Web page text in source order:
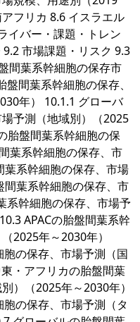
フリカ 8.6 イスラエル
イバー・課題・トレン
市場課題・リスク 9.3
間葉系幹細胞の保存市
間葉系幹細胞の保存、
年） 10.1.1 グローバ
予測（地域別）（2025
胎盤間葉系幹細胞の保
葉系幹細胞の保存、市
系幹細胞の保存、市場
葉系幹細胞の保存、市
系幹細胞の保存、市場予
APACの胎盤間葉系幹
2025年～2030年）
の保存、市場予測（国
・アフリカの胎盤間葉
）（2025年～2030年）
の保存、市場予測（タ